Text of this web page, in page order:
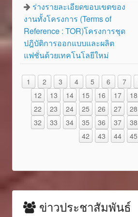
ร่างรายละเอียดขอบเขตของ
งานทั้งโครงการ (Terms of
Reference : TOR)โครงการชุด
ปฎิบัติการออกแบบและผลิต
แฟชั่นด้วยเทคโนโลยีใหม่
1 2 3 4 5 6 7
12
13 14 15 16 17 18
22
23 24 25 26 27 28
32
33 34 35 36 37 38
42
43 44 45
ข่าวประชาสัมพันธ์